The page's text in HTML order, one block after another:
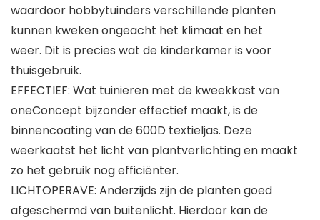
waardoor hobbytuinders verschillende planten
kunnen kweken ongeacht het klimaat en het
weer. Dit is precies wat de kinderkamer is voor
thuisgebruik.
EFFECTIEF: Wat tuinieren met de kweekkast van
oneConcept bijzonder effectief maakt, is de
binnencoating van de 600D textieljas. Deze
weerkaatst het licht van plantverlichting en maakt
zo het gebruik nog efficiënter.
LICHTOPERAVE: Anderzijds zijn de planten goed
afgeschermd van buitenlicht. Hierdoor kan de